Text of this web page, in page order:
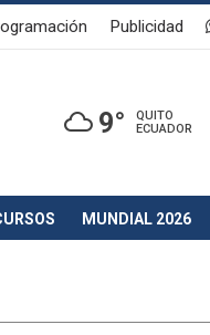
Publicidad
9°
QUITO
ECUADOR
MUNDIAL 2026